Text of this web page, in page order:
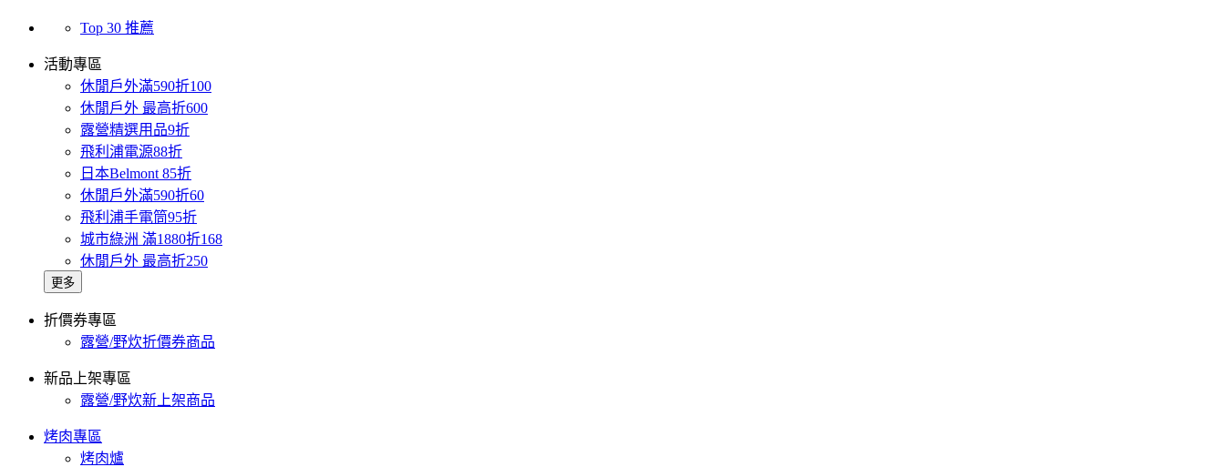
Top 30 推薦
活動專區
休閒戶外滿590折100
休閒戶外 最高折600
露營精選用品9折
飛利浦電源88折
日本Belmont 85折
休閒戶外滿590折60
飛利浦手電筒95折
城市綠洲 滿1880折168
休閒戶外 最高折250
更多
折價券專區
露營/野炊折價券商品
新品上架專區
露營/野炊新上架商品
烤肉專區
烤肉爐